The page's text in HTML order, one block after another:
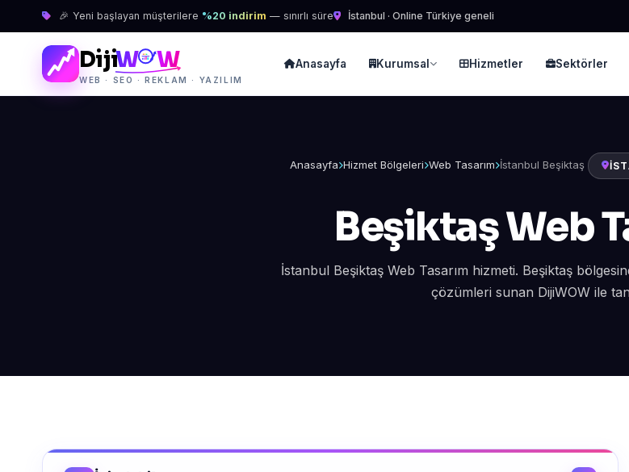
🎉 Yeni başlayan müşterilere %20 indirim — sınırlı süre İstanbul · Online Türkiye geneli
DijiW W
WEB · SEO · REKLAM · YAZILIM
Anasayfa Kurumsal Hizmetler Sektörler
Anasayfa Hizmet Bölgeleri Web Tasarım İstanbul Beşiktaş
Beşiktaş Web
İstanbul Beşiktaş Web Tasarım hizmeti. Beşiktaş
çözümleri sunan DijiWOW ile